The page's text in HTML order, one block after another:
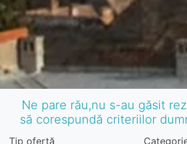
Ne pare rău,nu s-au găsit
să corespundă criteriilor
Tip ofertă